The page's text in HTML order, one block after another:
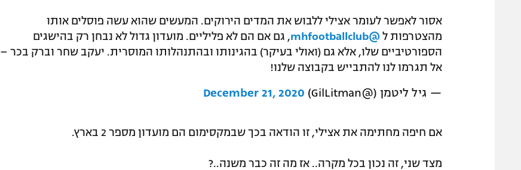
אסור לאפשר לעומר אצילי ללבוש את המדים הירוקים. המעשים שהוא עשה פוסלים אותו
מהצטרפות ל @mhfootballclub
, גם אם הם לא פליליים. מועדון גדול לא נבחן רק בהישגים
הספורטיביים שלו, אלא גם (ואולי בעיקר) בהגינותו ובהתנהלותו המוסרית. יעקב שחר וברק בכר –
אל תגרמו לנו להתבייש בקבוצה שלנו!
— גיל ליטמן (@GilLitman) December 21, 2020
אם חיפה מחתימה את אצילי, זו הודאה בכך שבמקסימום הם מועדון מספר 2 בארץ.
מצד שני, זה נכון בכל מקרה.. אז מה זה כבר משנה..?